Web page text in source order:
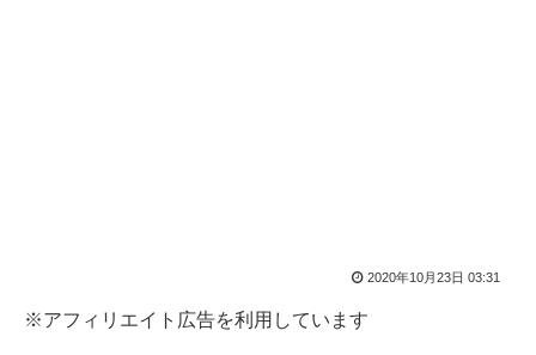
2020年10月23日 03:31
※アフィリエイト広告を利用しています